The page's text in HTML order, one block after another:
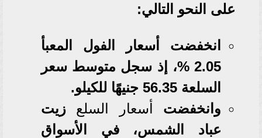
على النحو التالي:
انخفضت أسعار الفول المعبأ
2.05 %، إذ سجل متوسط سعر
السلعة 56.35 جنيهًا للكيلو.
وانخفضت أسعار السلع زيت
عباد الشمس، في الأسواق